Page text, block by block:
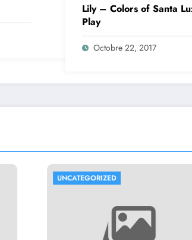
Lily – Colors of Santa
Play
Octobre 22, 2017
UNCATEGORIZED